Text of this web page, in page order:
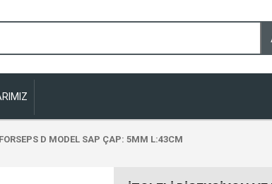
D MODEL SAP ÇAP: 5MM L:43CM